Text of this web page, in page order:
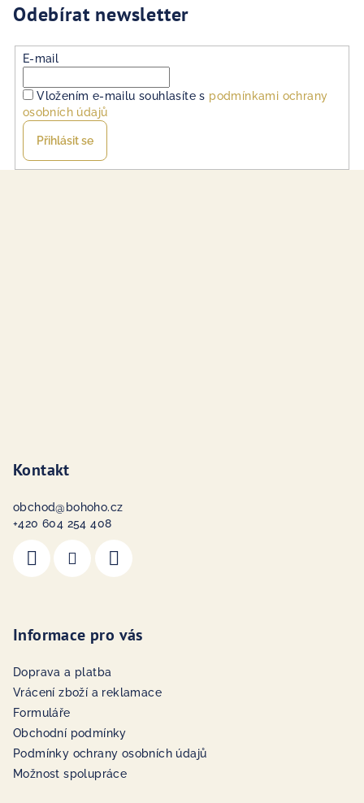
Odebírat newsletter
E-mail
Vložením e-mailu souhlasíte s podmínkami ochrany
osobních údajů
Přihlásit se
Kontakt
obchod@ bohoho.cz
+420 604 254 408
Informace pro vás
Doprava a platba
Vrácení zboží a reklamace
Formuláře
Obchodní podmínky
Podmínky ochrany osobních údajů
Možnost spolupráce